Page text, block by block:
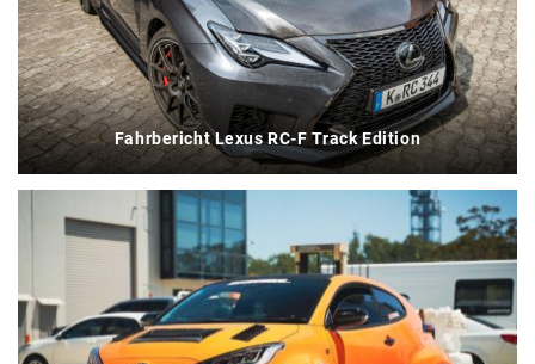
Fahrbericht Lexus RC-F Track Edition